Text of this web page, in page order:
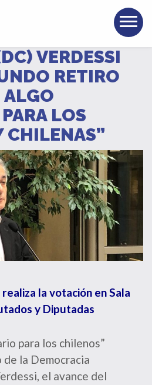
VERDESSI
RETIRO
ALGO
LOS
CHILENAS”
la votación en Sala
y Diputadas
para los chilenos”
la Democracia
el avance del